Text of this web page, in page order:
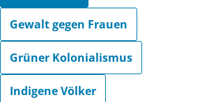
Gewalt gegen Frauen
Grüner Kolonialismus
Indigene Völker